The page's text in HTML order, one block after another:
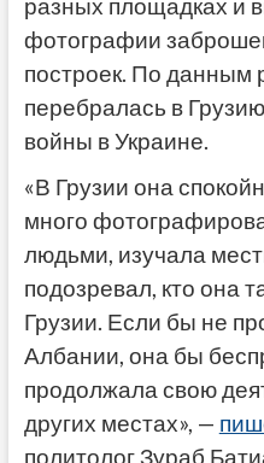
разных площадках и
фотографии
построек. По данным
перебралась в
войны в Украине.
«В Грузии она
много
людьми, изучала
подозревал, кто она
Грузии. Если бы не
Албании, она бы
продолжала свою
других местах», —
политолог Зураб